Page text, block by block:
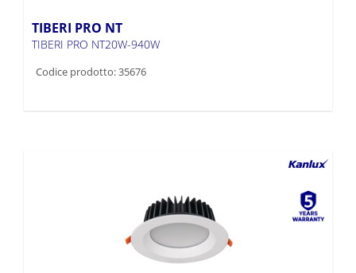
TIBERI PRO NT
TIBERI PRO NT20W-940W
Codice prodotto: 35676